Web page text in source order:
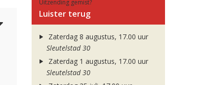
Uitzending gemist?
Luister terug
Zaterdag 8 augustus, 17.00 uur
Sleutelstad 30
Zaterdag 1 augustus, 17.00 uur
Sleutelstad 30